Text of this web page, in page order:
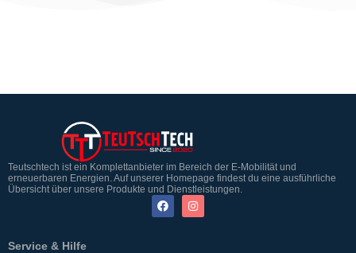
Teutschtech ist ein Komplettanbieter im Bereich der E-Mobilität und
erneuerbaren Energien. Auf unserer Homepage findest du eine ausführliche
Übersicht über unsere Produkte und Dienstleistungen.
Service & Hilfe